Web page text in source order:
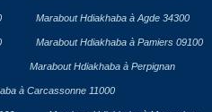
Marabout Hdiakhaba à Agde 34300
Marabout Hdiakhaba à Pamiers 09100
Marabout Hdiakhaba à Perpignan
à Carcassonne 11000